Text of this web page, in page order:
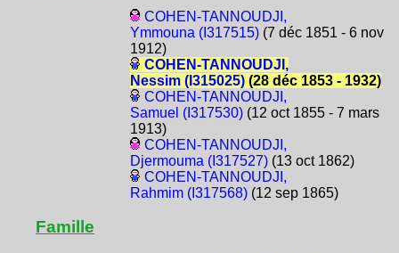
COHEN-TANNOUDJI,
Ymmouna (I317515)(7 déc 1851 - 6 nov
1912)
COHEN-TANNOUDJI,
Nessim (I315025)(28 déc 1853 - 1932)
COHEN-TANNOUDJI,
Samuel (I317530)(12 oct 1855 - 7 mars
1913)
COHEN-TANNOUDJI,
Djermouma (I317527)(13 oct 1862)
COHEN-TANNOUDJI,
Rahmim (I317568)(12 sep 1865)
Famille